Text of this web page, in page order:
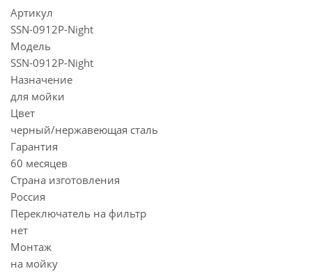
Артикул
SSN-0912P-Night
Модель
SSN-0912P-Night
Назначение
для мойки
Цвет
черный/нержавеющая сталь
Гарантия
60 месяцев
Страна изготовления
Россия
Переключатель на фильтр
нет
Монтаж
на мойку